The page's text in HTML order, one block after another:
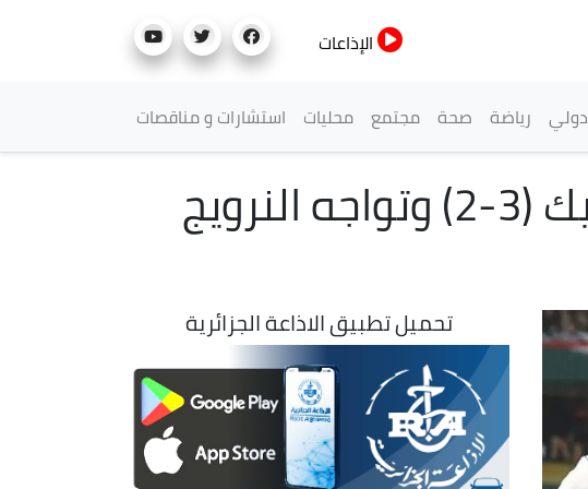
الإذاعات
دولي رياضة صحة مجتمع محليات استشارات و مناقصات
كأس العالم 2026: إنجلترا تفوز على المكسيك (3-2) وتواجه النرويج
تحميل تطبيق الاذاعة الجزائرية